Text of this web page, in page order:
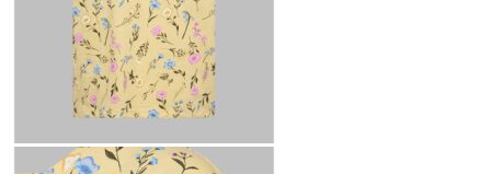
Takaisin kauppaan